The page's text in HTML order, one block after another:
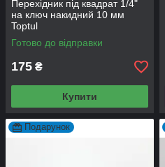
Перехідник під квадрат 1/4"
на ключ накидний 10 мм
Toptul
Готово до відправки
175 ₴
Купити
Подарунок